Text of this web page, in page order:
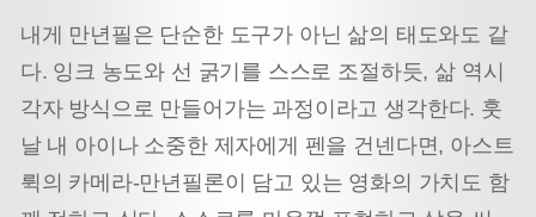
내게 만년필은 단순한 도구가 아닌 삶의 태도와도 같
다. 잉크 농도와 선 굵기를 스스로 조절하듯, 삶 역시
각자 방식으로 만들어가는 과정이라고 생각한다. 훗
날 내 아이나 소중한 제자에게 펜을 건넨다면, 아스트
뤽의 카메라-만년필론이 담고 있는 영화의 가치도 함